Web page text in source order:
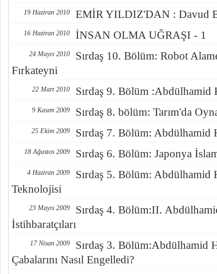
19 Haziran 2010 EMİR YILDIZ'DAN : Davud
16 Haziran 2010 İNSAN OLMA UĞRAŞI - 1
24 Mayıs 2010
Sırdaş 10. Bölüm: Robot
Fırkateyni
22 Mart 2010 Sırdaş 9. Bölüm :Abdülhamid
9 Kasım 2009 Sırdaş 8. bölüm: Tarım'da
25 Ekim 2009 Sırdaş 7. Bölüm: Abdülhamid
18 Ağustos 2009 Sırdaş 6. Bölüm: Japonya
4 Haziran 2009
Sırdaş 5. Bölüm: Abdülhamid
Teknolojisi
23 Mayıs 2009
Sırdaş 4. Bölüm:II.
İstihbaratçıları
17 Nisan 2009
Sırdaş 3. Bölüm:Abdülhamid
Çabalarını Nasıl Engelledi?